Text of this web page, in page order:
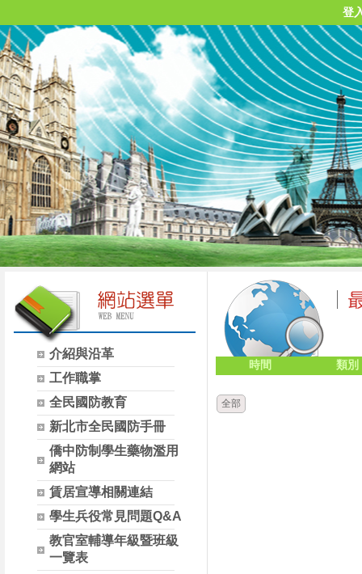
登
介紹與沿革
工作職掌
全民國防教育
新北市全民國防手冊
僑中防制學生藥物濫用
網站
賃居宣導相關連結
學生兵役常見問題Q&A
教官室輔導年級暨班級
一覽表
時間 類別
全部